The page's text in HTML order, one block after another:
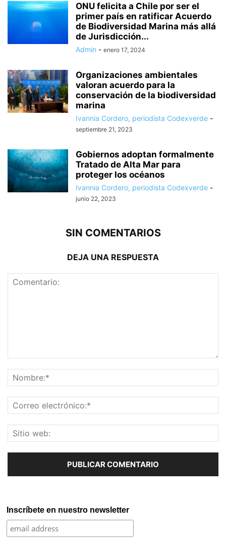
ONU felicita a Chile por ser el
primer país en ratificar Acuerdo
de Biodiversidad Marina más allá
de Jurisdicción...
Admin - enero 17, 2024
Organizaciones ambientales
valoran acuerdo para la
conservación de la biodiversidad
marina
Ivannia Cordero, periodista Codexverde -
septiembre 21, 2023
Gobiernos adoptan formalmente
Tratado de Alta Mar para
proteger los océanos
Ivannia Cordero, periodista Codexverde -
junio 22, 2023
SIN COMENTARIOS
DEJA UNA RESPUESTA
Inscríbete en nuestro newsletter